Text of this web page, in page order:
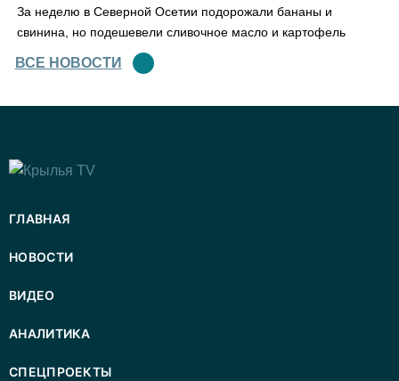
За неделю в Северной Осетии подорожали бананы и
свинина, но подешевели сливочное масло и картофель
ВСЕ НОВОСТИ
ГЛАВНАЯ
НОВОСТИ
ВИДЕО
АНАЛИТИКА
СПЕЦПРОЕКТЫ